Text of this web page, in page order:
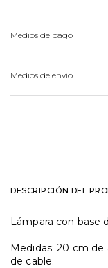
Medios de pago
Medios de envío
DESCRIPCIÓN DEL
Lámpara con base
Medidas: 20 cm de
de cable.